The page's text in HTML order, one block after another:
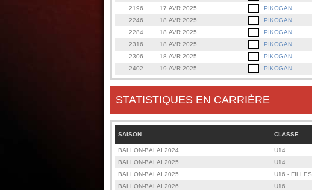
2196 17 AVR 2025 PIKOGAN
2246 18 AVR 2025 PIKOGAN
2284 18 AVR 2025 PIKOGAN
2316 18 AVR 2025 PIKOGAN
2306 18 AVR 2025 PIKOGAN
2402 19 AVR 2025 PIKOGAN
STATISTIQUES EN CARRIÈRE
SAISON CLASSE
BALLON-BALAI 2024 U14
BALLON-BALAI 2025
U14
BALLON-BALAI 2025
U16 - FILLES
BALLON-BALAI 2026
U16